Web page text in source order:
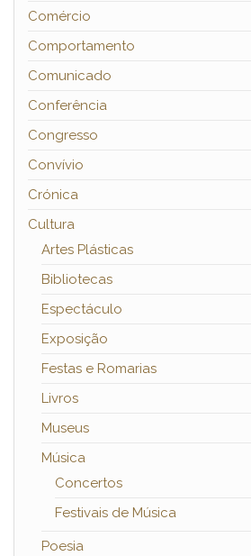
Comércio
Comportamento
Comunicado
Conferência
Congresso
Convívio
Crónica
Cultura
Artes Plásticas
Bibliotecas
Espectáculo
Exposição
Festas e Romarias
Livros
Museus
Música
Concertos
Festivais de Música
Poesia